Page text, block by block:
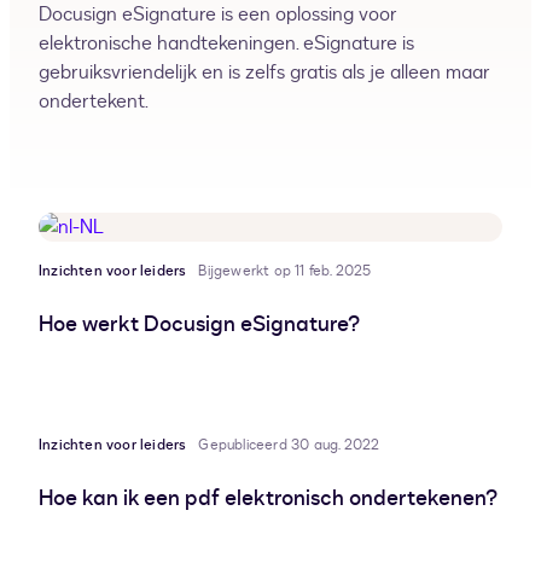
Docusign eSignature is een oplossing voor
elektronische handtekeningen. eSignature is
gebruiksvriendelijk en is zelfs gratis als je alleen maar
ondertekent.
Inzichten voor leiders Bijgewerkt op 11 feb. 2025
Hoe werkt Docusign eSignature?
Inzichten voor leiders Gepubliceerd 30 aug. 2022
Hoe kan ik een pdf elektronisch ondertekenen?